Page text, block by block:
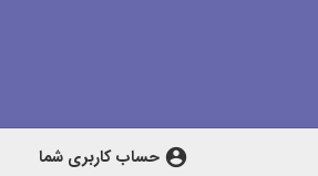
account_circle حساب کاربری شما